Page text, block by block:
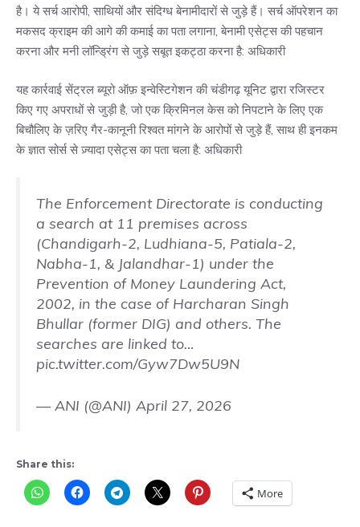
है। ये सर्च आरोपी, साथियों और संदिग्ध बेनामीदारों से जुड़े हैं। सर्च ऑपरेशन का
मकसद क्राइम की आगे की कमाई का पता लगाना, बेनामी एसेट्स की पहचान
करना और मनी लॉन्ड्रिंग से जुड़े सबूत इकट्ठा करना है: अधिकारी
यह कार्रवाई सेंट्रल ब्यूरो ऑफ़ इन्वेस्टिगेशन की चंडीगढ़ यूनिट द्वारा रजिस्टर
किए गए अपराधों से जुड़ी है, जो एक क्रिमिनल केस को निपटाने के लिए एक
बिचौलिए के ज़रिए गैर-कानूनी रिश्वत मांगने के आरोपों से जुड़े हैं, साथ ही इनकम
के ज्ञात सोर्स से ज़्यादा एसेट्स का पता चला है: अधिकारी
The Enforcement Directorate is conducting
a search at 11 premises across
(Chandigarh-2, Ludhiana-5, Patiala-2,
Nabha-1, & Jalandhar-1) under the
Prevention of Money Laundering Act,
2002, in the case of Harcharan Singh
Bhullar (former DIG) and others. The
searches are linked to…
pic.twitter.com/Gyw7Dw5U9N
— ANI (@ANI) April 27, 2026
Share this:
More